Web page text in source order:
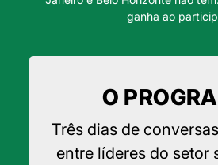
ganha ao
O
Três dias de
entre líderes do setor